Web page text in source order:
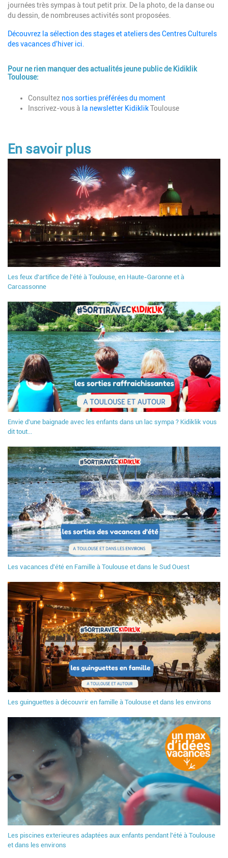
journées très sympas à tout petit prix. De la photo, de la danse ou
du dessin, de nombreuses activités sont proposées.
Découvrez la sélection des stages et ateliers des Centres Culturels
des vacances d'hiver ici.
Pour ne rien manquer des actualités jeune public de Kidiklik
Toulouse:
DescriptionConsultez nos sorties préférées du moment
Inscrivez-vous à la newsletter KidiklikToulouse
En savoir plus
Les feux d'artifice de l'été à Toulouse, en Haute-Garonne et à
Carcassonne
Envie d'une baignade avec les enfants dans un lac sympa ? Kidiklik vous
dit tout...
Les vacances d'été en Famille à Toulouse et dans le Sud Ouest
Les guinguettes à découvrir en famille à Toulouse et dans les environs
Les piscines exterieures adaptées aux enfants pendant l'été à Toulouse
et dans les environs